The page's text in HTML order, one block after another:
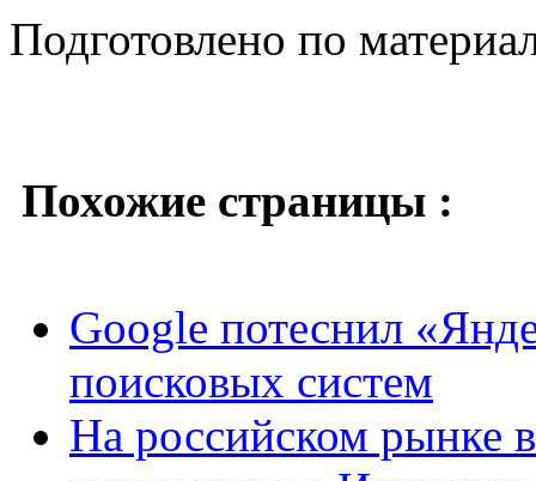
Подготовлено по
Похожие страницы :
Google потеснил
поисковых систем
На российском рынке